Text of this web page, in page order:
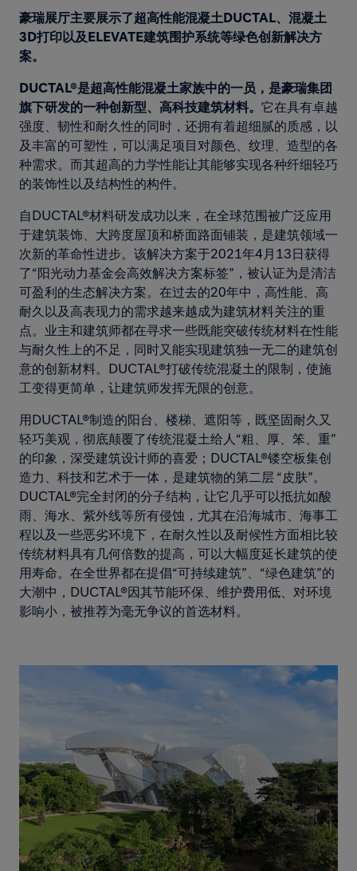
豪瑞展厅主要展示了超高性能混凝土DUCTAL、混凝土
3D打印以及ELEVATE建筑围护系统等绿色创新解决方
案。
DUCTAL®是超高性能混凝土家族中的一员，是豪瑞集团
旗下研发的一种创新型、高科技建筑材料。 它在具有卓越
强度、韧性和耐久性的同时，还拥有着超细腻的质感，以
及丰富的可塑性，可以满足项目对颜色、纹理、造型的各
种需求。而其超高的力学性能让其能够实现各种纤细轻巧
的装饰性以及结构性的构件。
自DUCTAL®材料研发成功以来，在全球范围被广泛应用
于建筑装饰、大跨度屋顶和桥面路面铺装，是建筑领域一
次新的革命性进步。该解决方案于2021年4月13日获得
了“阳光动力基金会高效解决方案标签”，被认证为是清洁
可盈利的生态解决方案。在过去的20年中，高性能、高
耐久以及高表现力的需求越来越成为建筑材料关注的重
点。业主和建筑师都在寻求一些既能突破传统材料在性能
与耐久性上的不足，同时又能实现建筑独一无二的建筑创
意的创新材料。DUCTAL®打破传统混凝土的限制，使施
工变得更简单，让建筑师发挥无限的创意。
用DUCTAL®制造的阳台、楼梯、遮阳等，既坚固耐久又
轻巧美观，彻底颠覆了传统混凝土给人“粗、厚、笨、重”
的印象，深受建筑设计师的喜爱；DUCTAL®镂空板集创
造力、科技和艺术于一体，是建筑物的第二层 “皮肤”。
DUCTAL®完全封闭的分子结构，让它几乎可以抵抗如酸
雨、海水、紫外线等所有侵蚀，尤其在沿海城市、海事工
程以及一些恶劣环境下，在耐久性以及耐候性方面相比较
传统材料具有几何倍数的提高，可以大幅度延长建筑的使
用寿命。在全世界都在提倡“可持续建筑”、“绿色建筑”的
大潮中，DUCTAL®因其节能环保、维护费用低、对环境
影响小，被推荐为毫无争议的首选材料。